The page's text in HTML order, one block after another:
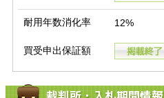
耐用年数消化率 12%
買受申出保証額